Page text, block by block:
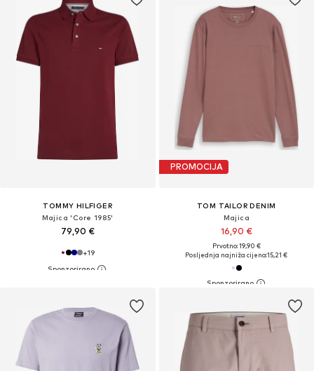
TOMMY HILFIGER
Majica 'Core 1985'
79,90 €
+19
PROMOCIJA
TOM TAILOR DENIM
Majica
16,90 €
Prvotno: 19,90 €
Posljednja najniža cijena:15,21 €